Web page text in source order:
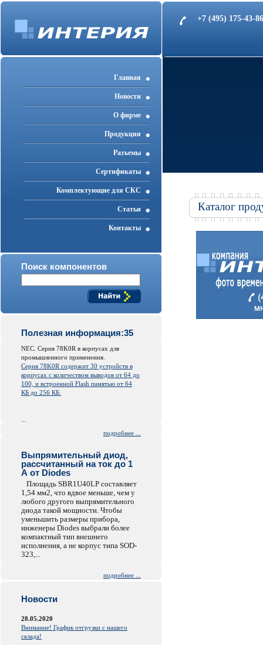
+7 (495) 175-43-
Главная
Новости
О фирме
Продукция
Разъемы
Cертификаты
Комплектующие для СКС
Статьи
Контакты
Поиск компонентов
Полезная информация:35
NEC. Серия 78K0R в корпусах для
промышленного применения.
Серия 78K0R содержит 30 устройств в
корпусах с количеством выводов от 64 до
100, и встроенной Flash памятью от 64
КБ до 256 КБ.
подробнее ...
Выпрямительный диод,
рассчитанный на ток до 1
А от Diodes
Площадь SBR1U40LP составляет
1,54 мм2, что вдвое меньше, чем у
любого другого выпрямительного
диода такой мощности. Чтобы
уменьшить размеры прибора,
инженеры Diodes выбрали более
компактный тип внешнего
исполнения, а не корпус типа SOD-
323,...
подробнее ...
Новости
28.05.2020
Внимание! График отгрузки с нашего
склада!
Каталог